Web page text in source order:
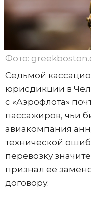
Фото:
Седьмой
юрисдикции в
с «Аэрофлота»
пассажиров, чьи
авиакомпания
технической
перевозку
признал ее
договору.